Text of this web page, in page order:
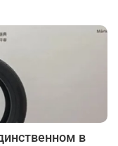
в